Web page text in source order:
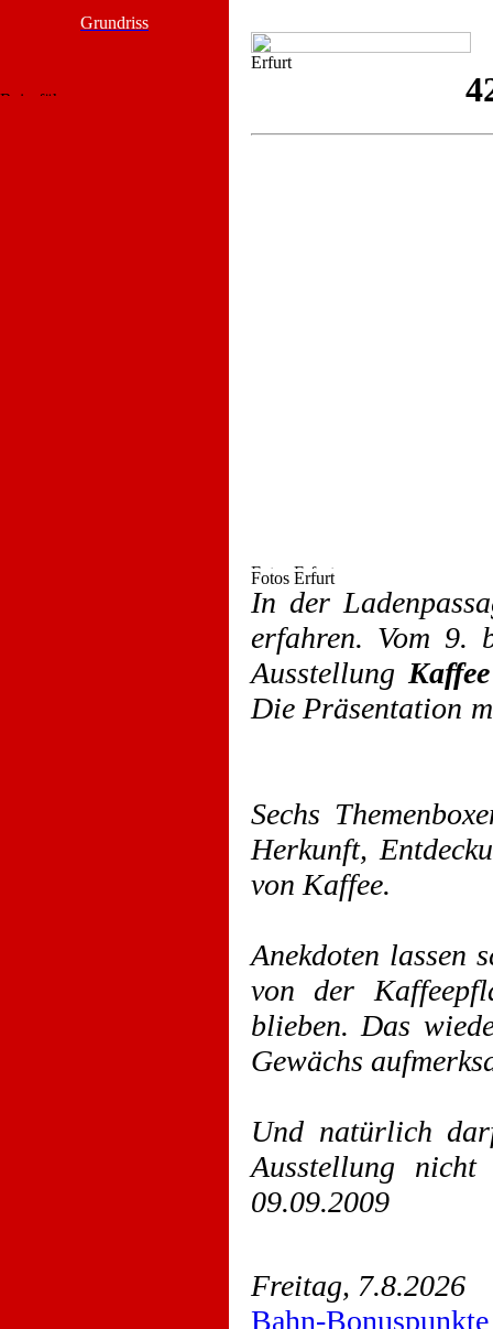
Grundriss
In der
erfahren. Vom 9.
Ausstellung
Die Präsentation
Sechs
Herkunft,
von Kaffee.
Anekdoten lassen
von der
blieben. Das
Gewächs
Und natürlich
Ausstellung
09.09.2009
Freitag, 7.8.2026
Bahn-